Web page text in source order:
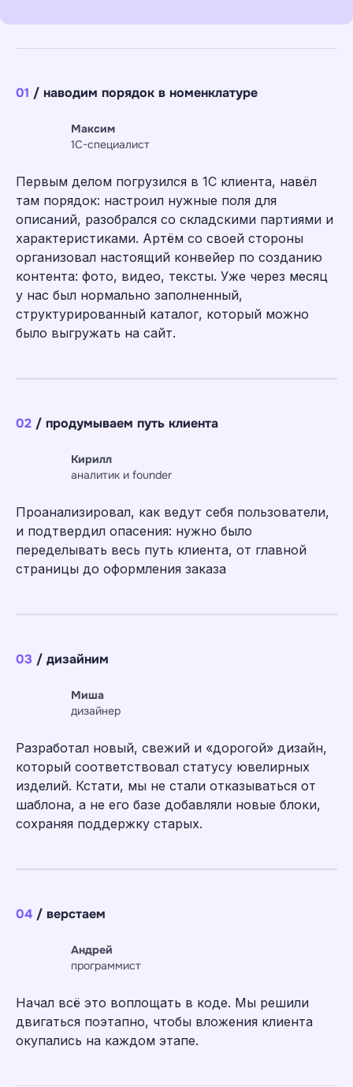
01 / наводим порядок в номенклатуре
Максим
1С-специалист
Первым делом погрузился в 1С клиента, навёл
там порядок: настроил нужные поля для
описаний, разобрался со складскими партиями и
характеристиками. Артём со своей стороны
организовал настоящий конвейер по созданию
контента: фото, видео, тексты. Уже через месяц
у нас был нормально заполненный,
структурированный каталог, который можно
было выгружать на сайт.
02 / продумываем путь клиента
Кирилл
аналитик и founder
Проанализировал, как ведут себя пользователи,
и подтвердил опасения: нужно было
переделывать весь путь клиента, от главной
страницы до оформления заказа
03 / дизайним
Миша
дизайнер
Разработал новый, свежий и «дорогой» дизайн,
который соответствовал статусу ювелирных
изделий. Кстати, мы не стали отказываться от
шаблона, а не его базе добавляли новые блоки,
сохраняя поддержку старых.
04 / верстаем
Андрей
программист
Начал всё это воплощать в коде. Мы решили
двигаться поэтапно, чтобы вложения клиента
окупались на каждом этапе.